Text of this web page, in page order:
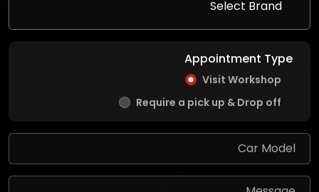
Appointment Type
Visit Workshop
Require a pick up & Drop off